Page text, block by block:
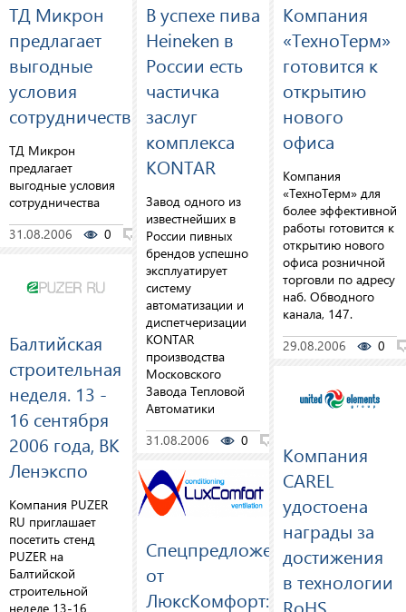
ТД Микрон
предлагает
выгодные
условия
сотрудничества
ТД Микрон
предлагает
выгодные условия
сотрудничества
31.08.2006
0 0
Балтийская
строительная
неделя. 13 -
16 сентября
2006 года, ВК
Ленэкспо
Компания PUZER
RU приглашает
посетить стенд
PUZER на
Балтийской
строительной
неделе 13-16
В успехе пива
Heineken в
России есть
частичка
заслуг
комплекса
KONTAR
Завод одного из
известнейших в
России пивных
брендов успешно
эксплуатирует
систему
автоматизации и
диспетчеризации
KONTAR
производства
Московского
Завода Тепловой
Автоматики
31.08.2006
0
Спецпредложение
от
ЛюксКомфорт:
Компания
«ТехноТерм»
готовится к
открытию
нового
офиса
Компания
«ТехноТерм» для
более эффективной
работы готовится к
открытию нового
офиса розничной
торговли по адресу
наб. Обводного
канала, 147.
29.08.2006
0
Компания
CAREL
удостоена
награды за
достижения
в технологии
RoHS